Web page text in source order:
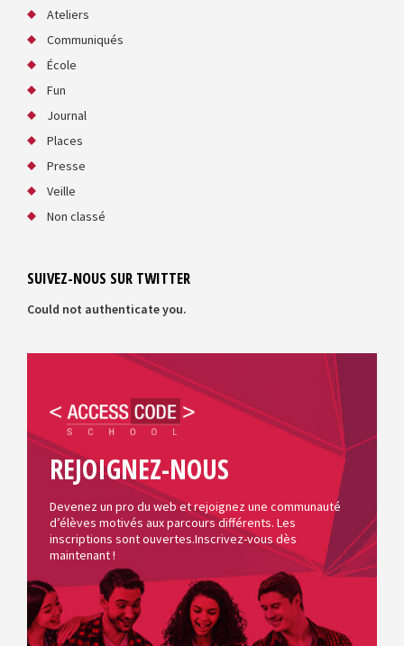
Ateliers
Communiqués
École
Fun
Journal
Places
Presse
Veille
Non classé
SUIVEZ-NOUS SUR TWITTER
Could not authenticate you.
REJOIGNEZ-NOUS
Devenez un pro du web et rejoignez une communauté
d’élèves motivés aux parcours différents. Les
inscriptions sont ouvertes.Inscrivez-vous dès
maintenant !